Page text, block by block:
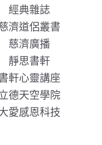
經典雜誌
濟道侶叢書
慈濟廣播
靜思書軒
軒心靈講座
德天空學院
愛感恩科技